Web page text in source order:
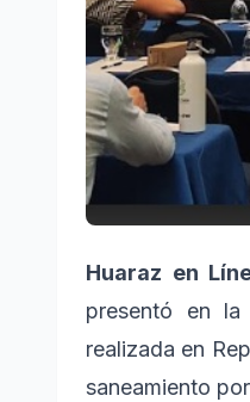
Huaraz en
presentó en la
realizada en
saneamiento